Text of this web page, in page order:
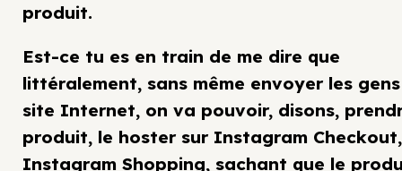
produit.
Est-ce tu es en train de me dire que
littéralement, sans même envoyer les
site Internet, on va pouvoir, disons,
produit, le hoster sur Instagram Checkout,
Instagram Shopping, sachant que le